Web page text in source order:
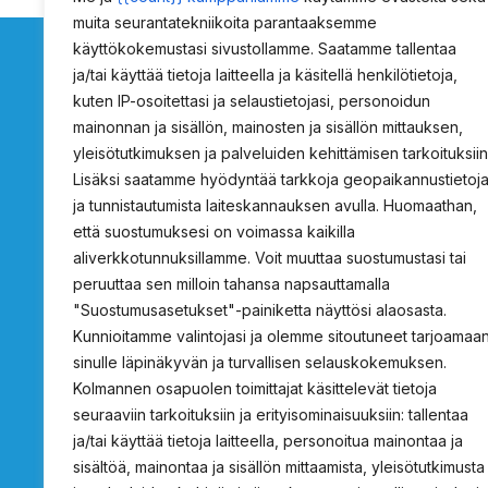
muita seurantatekniikoita parantaaksemme
käyttökokemustasi sivustollamme. Saatamme tallentaa
ja/tai käyttää tietoja laitteella ja käsitellä henkilötietoja,
kuten IP-osoitettasi ja selaustietojasi, personoidun
mainonnan ja sisällön, mainosten ja sisällön mittauksen,
yleisötutkimuksen ja palveluiden kehittämisen
Lisäksi saatamme hyödyntää tarkkoja geopaikannustietoja
ja tunnistautumista laiteskannauksen avulla. Huomaathan,
että suostumuksesi on voimassa kaikilla
aliverkkotunnuksillamme. Voit muuttaa suostumustasi tai
peruuttaa sen milloin tahansa napsauttamalla
"Suostumusasetukset"-painiketta näyttösi alaosasta.
Kunnioitamme valintojasi ja olemme sitoutuneet tarjoamaan
sinulle läpinäkyvän ja turvallisen selauskokemuksen.
Kolmannen osapuolen toimittajat käsittelevät tietoja
seuraaviin tarkoituksiin ja erityisominaisuuksiin: tallentaa
ja/tai käyttää tietoja laitteella, personoitua mainontaa ja
sisältöä, mainontaa ja sisällön mittaamista, yleisötutkimusta
ProSafety
Osoite c/o Projecta Oy
Lukkosepänkatu 14
20320 Turku
info@prosafety.fi
Tietoja
Tietoa
Tarjouspyyntö
Standardin
Hätäsuihkujen
Rekisteri- ja
Ota yhteyttä